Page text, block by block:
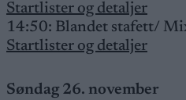
Startlister og detaljer
14:50: Blandet stafett/
Startlister og detaljer
Søndag 26. november